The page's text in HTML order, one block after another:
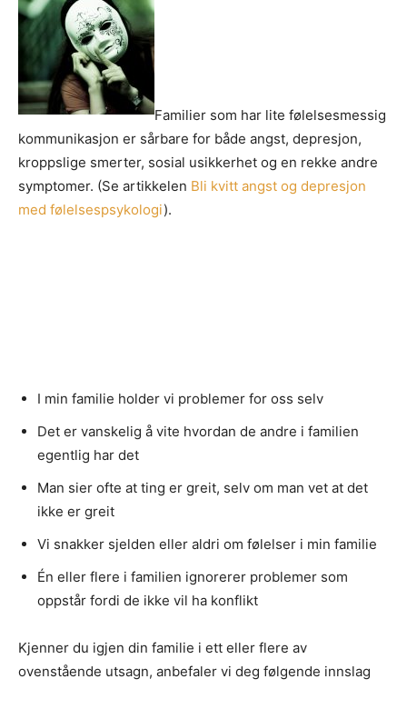
Familier som har lite følelsesmessig
kommunikasjon er sårbare for både angst, depresjon,
kroppslige smerter, sosial usikkerhet og en rekke andre
symptomer. (Se artikkelen Bli kvitt angst og depresjon
med følelsespsykologi).
I min familie holder vi problemer for oss selv
Det er vanskelig å vite hvordan de andre i familien
egentlig har det
Man sier ofte at ting er greit, selv om man vet at det
ikke er greit
Vi snakker sjelden eller aldri om følelser i min familie
Én eller flere i familien ignorerer problemer som
oppstår fordi de ikke vil ha konflikt
Kjenner du igjen din familie i ett eller flere av
ovenstående utsagn, anbefaler vi deg følgende innslag